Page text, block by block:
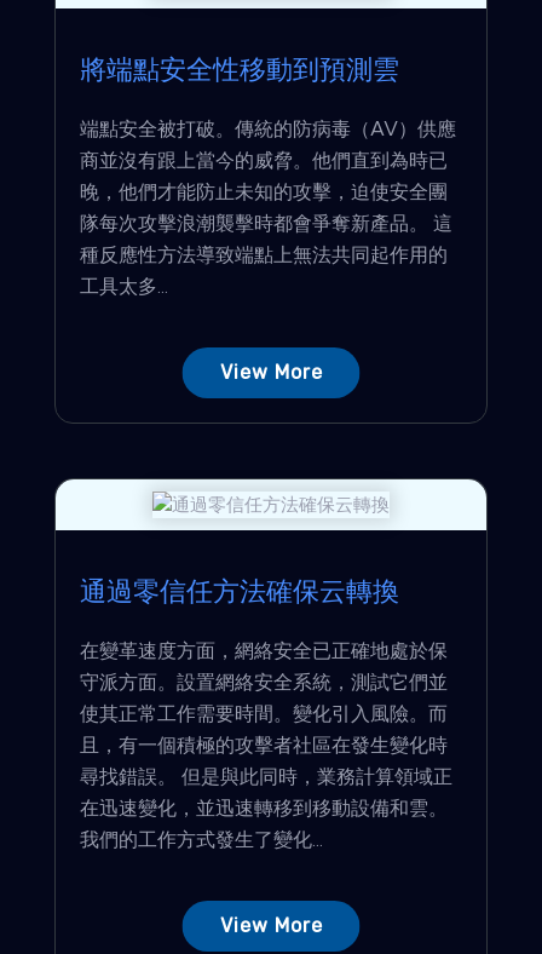
將端點安全性移動到預測雲
端點安全被打破。傳統的防病毒（AV）供應
商並沒有跟上當今的威脅。他們直到為時已
晚，他們才能防止未知的攻擊，迫使安全團
隊每次攻擊浪潮襲擊時都會爭奪新產品。 這
種反應性方法導致端點上無法共同起作用的
工具太多...
View More
通過零信任方法確保云轉換
在變革速度方面，網絡安全已正確地處於保
守派方面。設置網絡安全系統，測試它們並
使其正常工作需要時間。變化引入風險。而
且，有一個積極的攻擊者社區在發生變化時
尋找錯誤。 但是與此同時，業務計算領域正
在迅速變化，並迅速轉移到移動設備和雲。
我們的工作方式發生了變化...
View More